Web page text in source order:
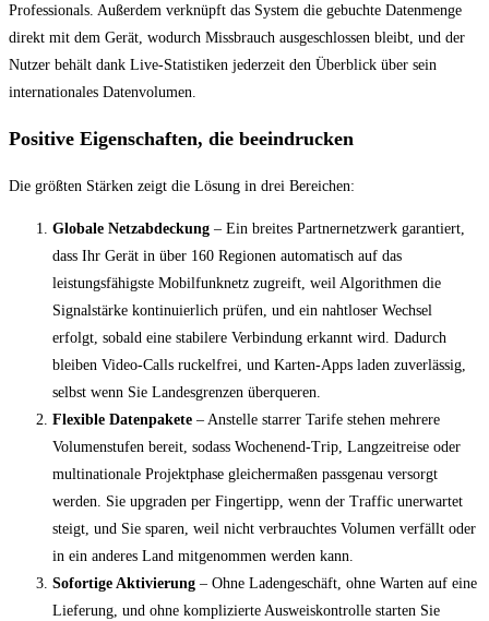
Professionals. Außerdem verknüpft das System die gebuchte Datenmenge
direkt mit dem Gerät, wodurch Missbrauch ausgeschlossen bleibt, und der
Nutzer behält dank Live‑Statistiken jederzeit den Überblick über sein
internationales Datenvolumen.
Positive Eigenschaften, die beeindrucken
Die größten Stärken zeigt die Lösung in drei Bereichen:
Globale Netzabdeckung – Ein breites Partnernetzwerk garantiert,
dass Ihr Gerät in über 160 Regionen automatisch auf das
leistungsfähigste Mobilfunknetz zugreift, weil Algorithmen die
Signalstärke kontinuierlich prüfen, und ein nahtloser Wechsel
erfolgt, sobald eine stabilere Verbindung erkannt wird. Dadurch
bleiben Video‑Calls ruckelfrei, und Karten‑Apps laden zuverlässig,
selbst wenn Sie Landesgrenzen überqueren.
Flexible Datenpakete – Anstelle starrer Tarife stehen mehrere
Volumenstufen bereit, sodass Wochenend‑Trip, Langzeitreise oder
multinationale Projektphase gleichermaßen passgenau versorgt
werden. Sie upgraden per Fingertipp, wenn der Traffic unerwartet
steigt, und Sie sparen, weil nicht verbrauchtes Volumen verfällt oder
in ein anderes Land mitgenommen werden kann.
Sofortige Aktivierung – Ohne Ladengeschäft, ohne Warten auf eine
Lieferung, und ohne komplizierte Ausweiskontrolle starten Sie